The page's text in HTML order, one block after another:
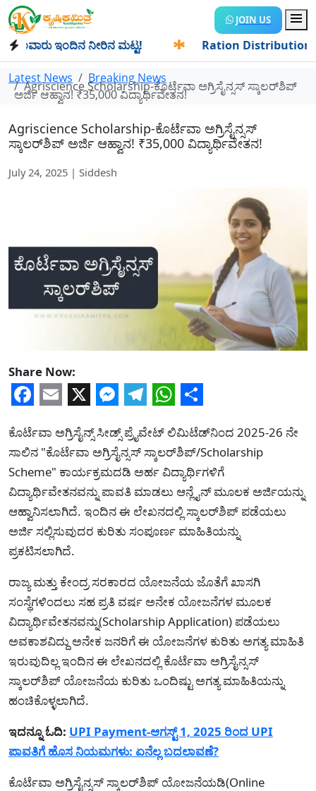
JOIN US
ಇಂದಿನ ನೀರಿನ ಮಟ್ಟ! Ration Distribution-
Latest News Breaking News
Agriscience Scholarship-ಕೊರ್ಟೆವಾ ಅಗ್ರಿಸೈನ್ಸಸ್ ಸ್ಕಾಲರ್‌ಶಿಪ್
ಅರ್ಜಿ ಆಹ್ವಾನ! ₹35,000 ವಿದ್ಯಾರ್ಥಿವೇತನ!
Agriscience Scholarship-ಕೊರ್ಟೆವಾ ಅಗ್ರಿಸೈನ್ಸಸ್
ಸ್ಕಾಲರ್‌ಶಿಪ್ ಅರ್ಜಿ ಆಹ್ವಾನ! ₹35,000 ವಿದ್ಯಾರ್ಥಿವೇತನ!
July 24, 2025 | Siddesh
Share Now:
Facebook
Email
X Messenger
Telegram
WhatsApp
Share
ಕೊರ್ಟೆವಾ ಅಗ್ರಿಸೈನ್ಸ್ ಸೀಡ್ಸ್ ಪ್ರೈವೇಟ್ ಲಿಮಿಟೆಡ್‌ನಿಂದ 2025-26 ನೇ
ಸಾಲಿನ "ಕೊರ್ಟೆವಾ ಅಗ್ರಿಸೈನ್ಸಸ್ ಸ್ಕಾಲರ್‌ಶಿಪ್/Scholarship
Scheme" ಕಾರ್ಯಕ್ರಮದಡಿ ಅರ್ಹ ವಿದ್ಯಾರ್ಥಿಗಳಿಗೆ
ವಿದ್ಯಾರ್ಥಿವೇತನವನ್ನು ಪಾವತಿ ಮಾಡಲು ಆನ್ಲೈನ್ ಮೂಲಕ ಅರ್ಜಿಯನ್ನು
ಆಹ್ವಾನಿಸಲಾಗಿದೆ. ಇಂದಿನ ಈ ಲೇಖನದಲ್ಲಿ ಸ್ಕಾಲರ್‌ಶಿಪ್ ಪಡೆಯಲು
ಅರ್ಜಿ ಸಲ್ಲಿಸುವುದರ ಕುರಿತು ಸಂಪೂರ್ಣ ಮಾಹಿತಿಯನ್ನು
ಪ್ರಕಟಿಸಲಾಗಿದೆ.
ರಾಜ್ಯ ಮತ್ತು ಕೇಂದ್ರ ಸರಕಾರದ ಯೋಜನೆಯ ಜೊತೆಗೆ ಖಾಸಗಿ
ಸಂಸ್ಥೆಗಳಿಂದಲು ಸಹ ಪ್ರತಿ ವರ್ಷ ಅನೇಕ ಯೋಜನೆಗಳ ಮೂಲಕ
ವಿದ್ಯಾರ್ಥಿವೇತನವನ್ನು(Scholarship Application) ಪಡೆಯಲು
ಅವಕಾಶವಿದ್ದು ಅನೇಕ ಜನರಿಗೆ ಈ ಯೋಜನೆಗಳ ಕುರಿತು ಅಗತ್ಯ ಮಾಹಿತಿ
ಇರುವುದಿಲ್ಲ ಇಂದಿನ ಈ ಲೇಖನದಲ್ಲಿ ಕೊರ್ಟೆವಾ ಅಗ್ರಿಸೈನ್ಸಸ್
ಸ್ಕಾಲರ್‌ಶಿಪ್ ಯೋಜನೆಯ ಕುರಿತು ಒಂದಿಷ್ಟು ಅಗತ್ಯ ಮಾಹಿತಿಯನ್ನು
ಹಂಚಿಕೊಳ್ಳಲಾಗಿದೆ.
ಇದನ್ನೂ ಓದಿ: UPI Payment-ಆಗಸ್ಟ್ 1, 2025 ರಿಂದ UPI
ಪಾವತಿಗೆ ಹೊಸ ನಿಯಮಗಳು: ಏನೆಲ್ಲ ಬದಲಾವಣೆ?
ಕೊರ್ಟೆವಾ ಅಗ್ರಿಸೈನ್ಸಸ್ ಸ್ಕಾಲರ್‌ಶಿಪ್ ಯೋಜನೆಯಡಿ(Online